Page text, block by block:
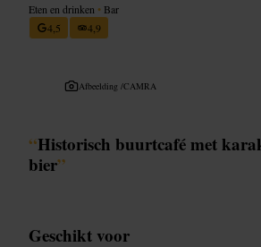
Eten en drinken • Bar
4,5
4,9
Afbeelding /CAMRA
“Historisch buurtcafé met
bier”
Geschikt voor